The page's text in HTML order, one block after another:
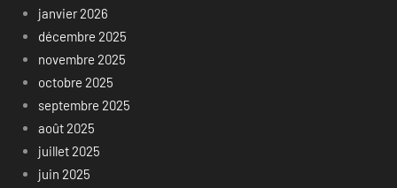
janvier 2026
décembre 2025
novembre 2025
octobre 2025
septembre 2025
août 2025
juillet 2025
juin 2025